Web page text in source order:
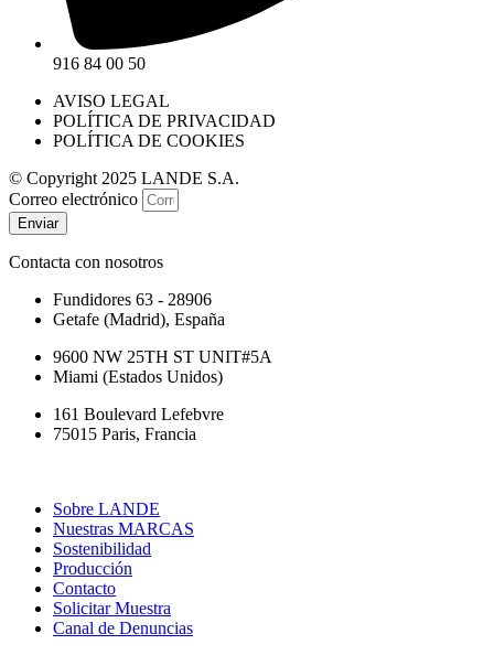
916 84 00 50
AVISO LEGAL
POLÍTICA DE PRIVACIDAD
POLÍTICA DE COOKIES
© Copyright 2025 LANDE S.A.
Correo electrónico
Enviar
Contacta con nosotros
Fundidores 63 - 28906
Getafe (Madrid), España
9600 NW 25TH ST UNIT#5A
Miami (Estados Unidos)
161 Boulevard Lefebvre
75015 Paris, Francia
Sobre LANDE
Nuestras MARCAS
Sostenibilidad
Producción
Contacto
Solicitar Muestra
Canal de Denuncias